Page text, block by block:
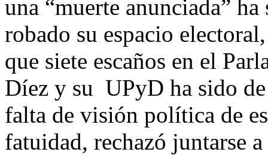
una “muerte anunciada”
robado su espacio
que siete escaños en el
Díez y su UPyD ha sido
falta de visión política de
fatuidad, rechazó juntarse